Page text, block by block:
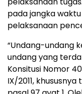
pada jangka
pelaksanaan
“Undang-undang
undang yang
Konsitusi Nomor
IX/2011,